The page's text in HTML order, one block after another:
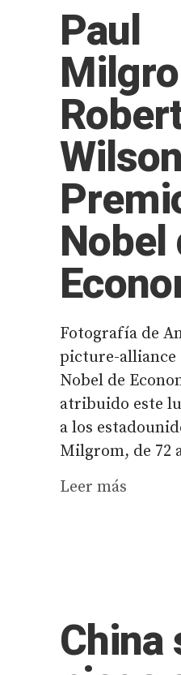
Paul
Nobel
Fotografía de
picture-alliance
Nobel de
atribuido este
a los
Milgrom, de 72
Leer más
China